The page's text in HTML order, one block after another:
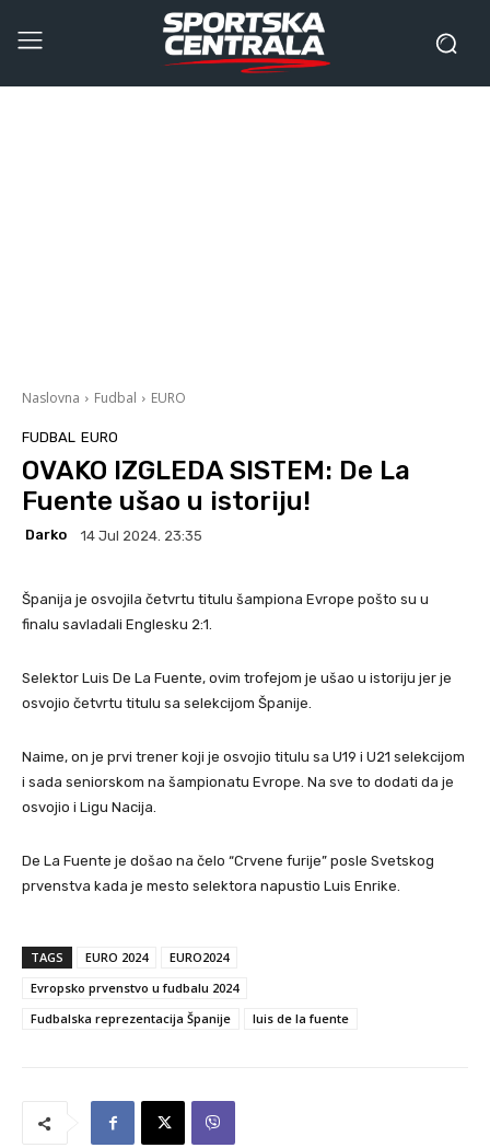
Naslovna Fudbal EURO
FUDBAL EURO
OVAKO IZGLEDA SISTEM: De La
Fuente ušao u istoriju!
Darko 14 Jul 2024. 23:35
Španija je osvojila četvrtu titulu šampiona Evrope pošto su u
finalu savladali Englesku 2:1.
Selektor Luis De La Fuente, ovim trofejom je ušao u istoriju jer je
osvojio četvrtu titulu sa selekcijom Španije.
Naime, on je prvi trener koji je osvojio titulu sa U19 i U21 selekcijom
i sada seniorskom na šampionatu Evrope. Na sve to dodati da je
osvojio i Ligu Nacija.
De La Fuente je došao na čelo “Crvene furije” posle Svetskog
prvenstva kada je mesto selektora napustio Luis Enrike.
TAGS EURO 2024
EURO2024
Evropsko prvenstvo u fudbalu 2024
Fudbalska reprezentacija Španije
luis de la fuente